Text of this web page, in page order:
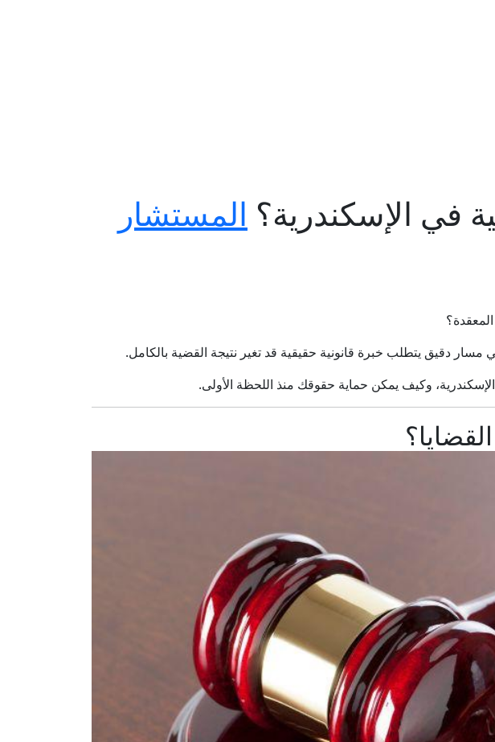
في الإسكندرية؟ المستشار
مسار دقيق يتطلب خبرة قانونية حقيقية قد تغير نتيجة القضية بالكامل.
الإسكندرية، وكيف يمكن حماية حقوقك منذ اللحظة الأولى.